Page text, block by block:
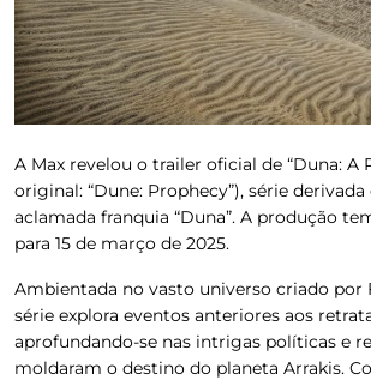
A Max revelou o trailer oficial de “Duna: A
original: “Dune: Prophecy”), série
aclamada franquia “Duna”. A produção
para 15 de março de 2025.
Ambientada no vasto universo criado por
série explora eventos anteriores aos
aprofundando-se nas intrigas políticas e
moldaram o destino do planeta Arrakis.